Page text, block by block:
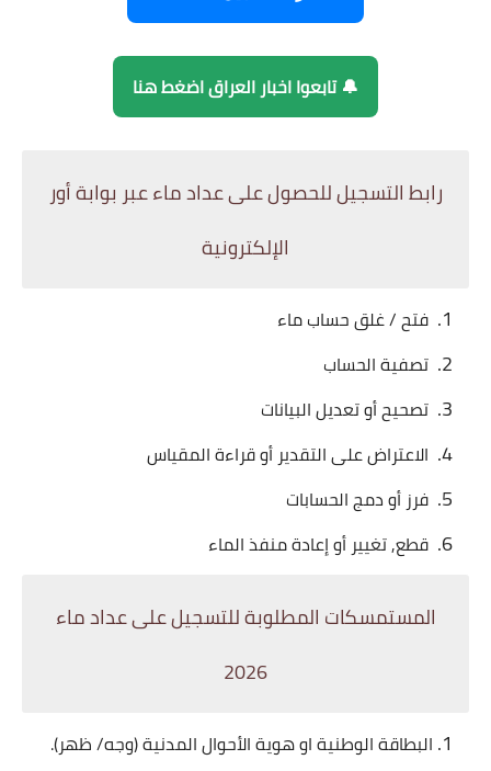
🔔 تابعوا اخبار العراق اضغط هنا
رابط التسجيل للحصول على عداد ماء عبر بوابة أور
الإلكترونية
فتح / غلق حساب ماء
تصفية الحساب
تصحيح أو تعديل البيانات
الاعتراض على التقدير أو قراءة المقياس
فرز أو دمج الحسابات
قطع, تغيير أو إعادة منفذ الماء
المستمسكات المطلوبة للتسجيل على عداد ماء
2026
البطاقة الوطنية او هوية الأحوال المدنية (وجه/ ظهر).